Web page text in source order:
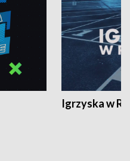
Igrzyska w